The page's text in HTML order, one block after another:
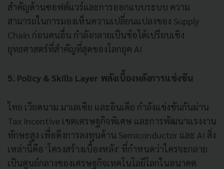
สำคัญด้านซอฟต์แวร์และการออกแบบระบบ ความ
สามารถในการมองเห็นความเปลี่ยนแปลงของ Supply
Chain ก่อนคนอื่น กำลังกลายเป็นข้อได้เปรียบเชิง
ยุทธศาสตร์ที่สำคัญที่สุดของโลกยุค AI
5. Policy & Skills Layer พลังเบื้องหลังการแข่งขัน
ไทย เวียดนาม มาเลเซีย และอินเดีย กำลังแข่งขันกันผ่าน
Tax Incentive เขตเศรษฐกิจพิเศษ และการพัฒนาแรงงาน
ทักษะสูง เพื่อดึงการลงทุนด้าน Semiconductor และ AI สิ่ง
เหล่านี้คือ 'โครงสร้างเบื้องหลัง' ที่กำหนดว่าใครจะกลาย
เป็นศูนย์กลางของเศรษฐกิจเทคโนโลยีโลกในอนาคต